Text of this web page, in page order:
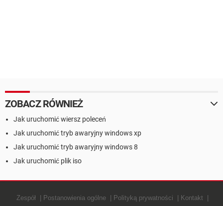
ZOBACZ RÓWNIEŻ
Jak uruchomić wiersz poleceń
Jak uruchomić tryb awaryjny windows xp
Jak uruchomić tryb awaryjny windows 8
Jak uruchomić plik iso
Zespół Postanowienia ogólne Polityką prywatności Kontakt